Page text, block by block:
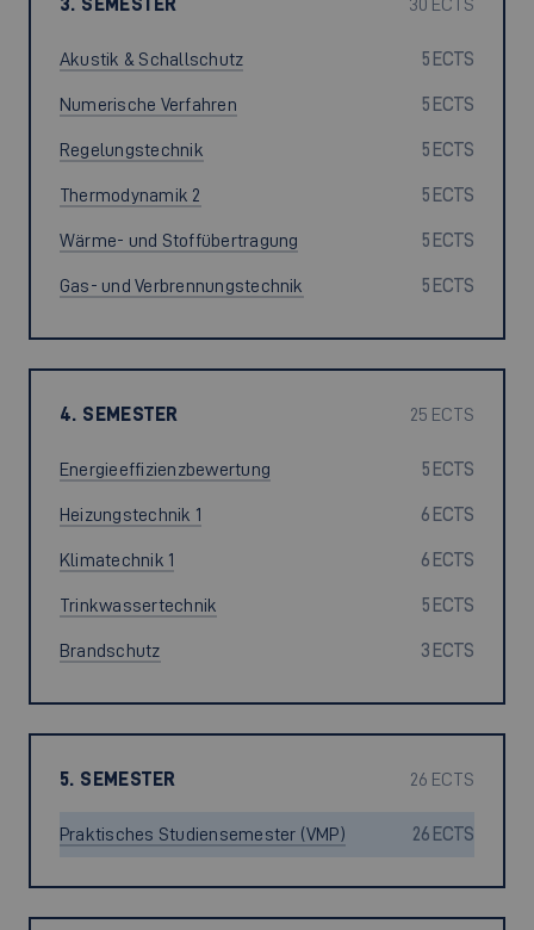
30 ECTS
Akustik & Schallschutz 5 ECTS
Numerische Verfahren 5 ECTS
Regelungstechnik 5 ECTS
Thermodynamik 2 5 ECTS
Wärme- und Stoffübertragung 5 ECTS
Gas- und Verbrennungstechnik 5 ECTS
4. SEMESTER 25 ECTS
Energieeffizienzbewertung 5 ECTS
Heizungstechnik 1 6 ECTS
Klimatechnik 1 6 ECTS
Trinkwassertechnik 5 ECTS
Brandschutz 3 ECTS
5. SEMESTER 26 ECTS
Praktisches Studiensemester (VMP) 26 ECTS